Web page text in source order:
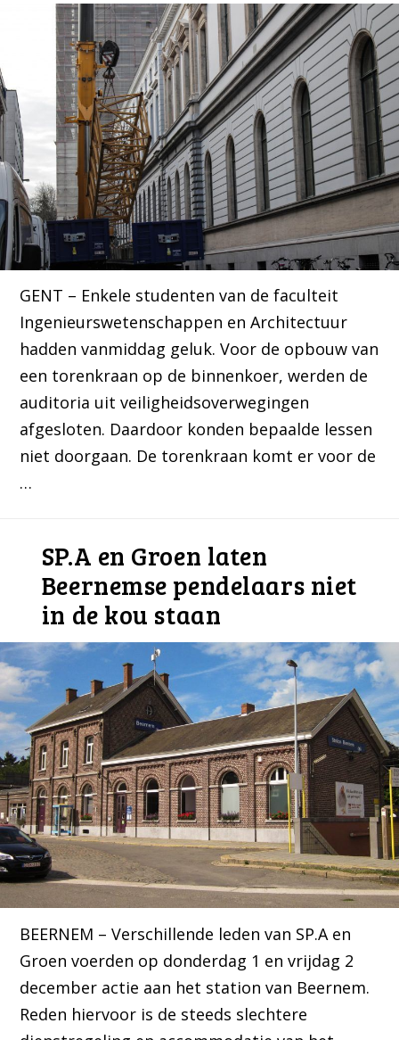
GENT – Enkele studenten van de faculteit
Ingenieurswetenschappen en Architectuur
hadden vanmiddag geluk. Voor de opbouw van
een torenkraan op de binnenkoer, werden de
auditoria uit veiligheidsoverwegingen
afgesloten. Daardoor konden bepaalde lessen
niet doorgaan. De torenkraan komt er voor de
…
SP.A en Groen laten
Beernemse pendelaars niet
in de kou staan
BEERNEM – Verschillende leden van SP.A en
Groen voerden op donderdag 1 en vrijdag 2
december actie aan het station van Beernem.
Reden hiervoor is de steeds slechtere